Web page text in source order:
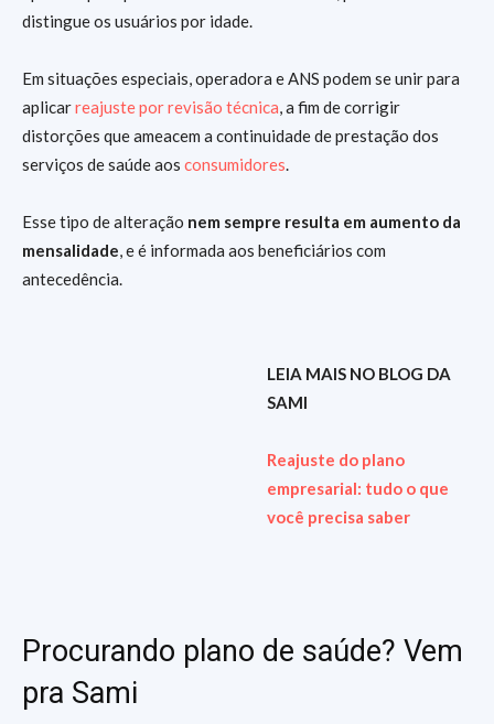
distingue os usuários por idade.
Em situações especiais, operadora e ANS podem se unir para
aplicarreajuste por revisão técnica, a fim de corrigir
distorções que ameacem a continuidade de prestação dos
serviços de saúde aos consumidores.
Esse tipo de alteração nem sempre resulta em aumento da
mensalidade, e é informada aos beneficiários com
antecedência.
LEIA MAIS NO BLOG DA
SAMI
Reajuste do plano
empresarial: tudo o que
você precisa saber
Procurando plano de saúde? Vem
pra Sami